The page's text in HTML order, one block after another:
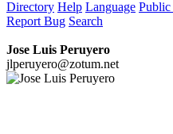
Directory Help Language Public
Report Bug Search
Jose Luis Peruyero
jlperuyero@zotum.net